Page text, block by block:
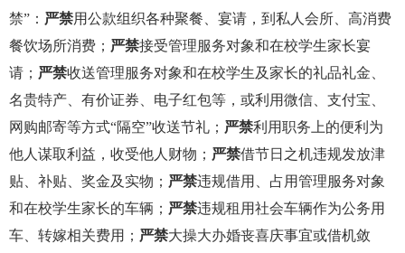
禁”： 严禁用公款组织各种聚餐、宴请，到私人会所、高消费
餐饮场所消费； 严禁接受管理服务对象和在校学生家长宴
请； 严禁收送管理服务对象和在校学生及家长的礼品礼金、
名贵特产、有价证券、电子红包等，或利用微信、支付宝、
网购邮寄等方式“隔空”收送节礼； 严禁利用职务上的便利为
他人谋取利益，收受他人财物； 严禁借节日之机违规发放津
贴、补贴、奖金及实物； 严禁违规借用、占用管理服务对象
和在校学生家长的车辆； 严禁违规租用社会车辆作为公务用
车、转嫁相关费用； 严禁大操大办婚丧喜庆事宜或借机敛